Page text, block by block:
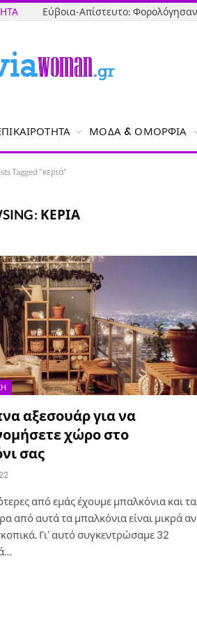
ΜΌΔΑ & ΟΜΟΡΦΙΆ
Tagged "κεριά"
ΚΕΡΙΆ
αξεσουάρ για να
χώρο στο
σας
από εμάς έχουμε μπαλκόνια και τα
από αυτά τα μπαλκόνια είναι μικρά αν
Γι’ αυτό συγκεντρώσαμε 32